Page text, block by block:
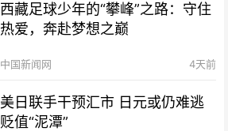
西藏足球少年的“攀峰”之路：守住
热爱，奔赴梦想之巅
中国新闻网 4天前
美日联手干预汇市 日元或仍难逃
贬值“泥潭”